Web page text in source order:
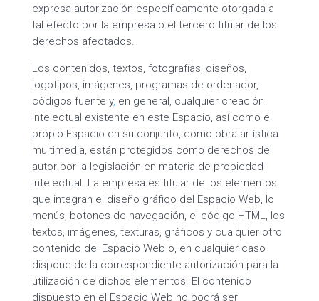
expresa autorización específicamente otorgada a
tal efecto por la empresa o el tercero titular de los
derechos afectados.
Los contenidos, textos, fotografías, diseños,
logotipos, imágenes, programas de ordenador,
códigos fuente y, en general, cualquier creación
intelectual existente en este Espacio, así como el
propio Espacio en su conjunto, como obra artística
multimedia, están protegidos como derechos de
autor por la legislación en materia de propiedad
intelectual. La empresa es titular de los elementos
que integran el diseño gráfico del Espacio Web, lo
menús, botones de navegación, el código HTML, los
textos, imágenes, texturas, gráficos y cualquier otro
contenido del Espacio Web o, en cualquier caso
dispone de la correspondiente autorización para la
utilización de dichos elementos. El contenido
dispuesto en el Espacio Web no podrá ser